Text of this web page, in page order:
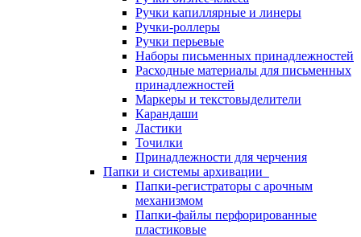
Ручки капиллярные и линеры
Ручки-роллеры
Ручки перьевые
Наборы письменных принадлежностей
Расходные материалы для письменных
принадлежностей
Маркеры и текстовыделители
Карандаши
Ластики
Точилки
Принадлежности для черчения
Папки и системы архивации
Папки-регистраторы с арочным
механизмом
Папки-файлы перфорированные
пластиковые